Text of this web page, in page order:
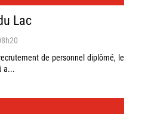
Lac
de personnel diplômé, le
a...